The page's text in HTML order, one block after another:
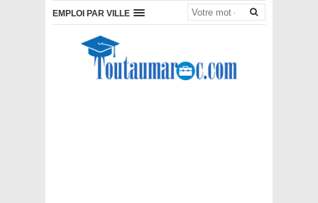
EMPLOI PAR VILLE